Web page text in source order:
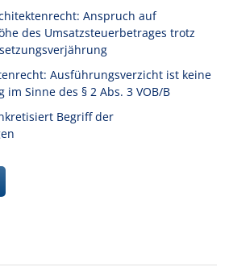
Anspruch auf
des Umsatzsteuerbetrages trotz
Ausführungsverzicht ist keine
Sinne des § 2 Abs. 3 VOB/B
Begriff der